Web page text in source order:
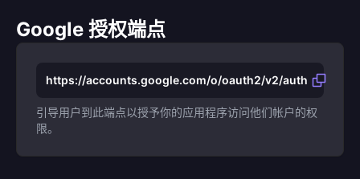
Google 授权端点
https://accounts.google.com/o/oauth2/v2/auth
引导用户到此端点以授予你的应用程序访问他们帐户的权
限。